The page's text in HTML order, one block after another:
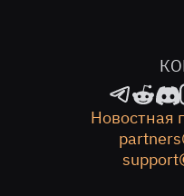
Новостная